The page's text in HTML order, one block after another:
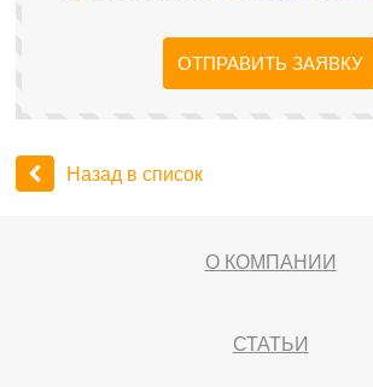
ОТПРАВИТЬ ЗАЯВКУ
Назад в список
О КОМПАНИИ
СТАТЬИ